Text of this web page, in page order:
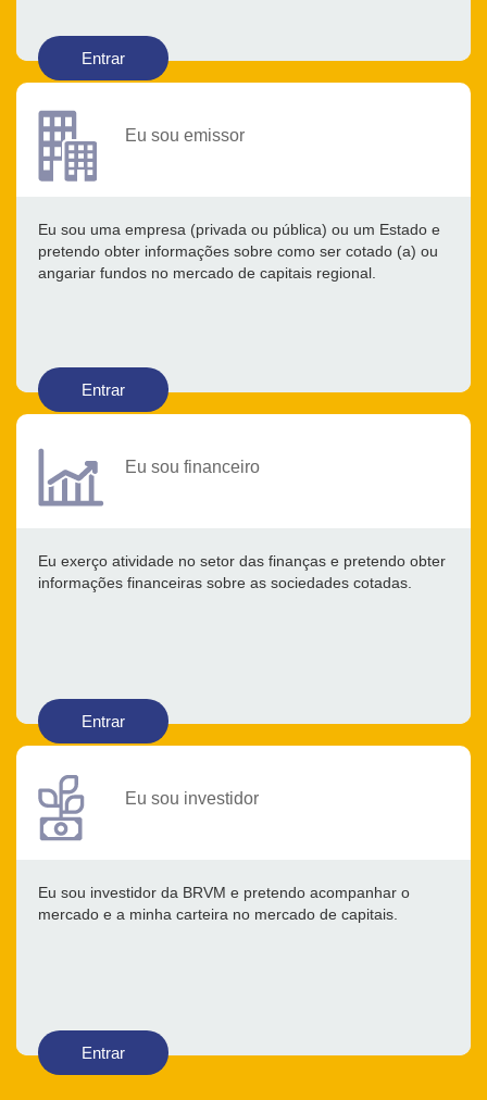
Entrar
Eu sou emissor
Eu sou uma empresa (privada ou pública) ou um Estado e
pretendo obter informações sobre como ser cotado (a) ou
angariar fundos no mercado de capitais regional.
Entrar
Eu sou financeiro
Eu exerço atividade no setor das finanças e pretendo obter
informações financeiras sobre as sociedades cotadas.
Entrar
Eu sou investidor
Eu sou investidor da BRVM e pretendo acompanhar o
mercado e a minha carteira no mercado de capitais.
Entrar